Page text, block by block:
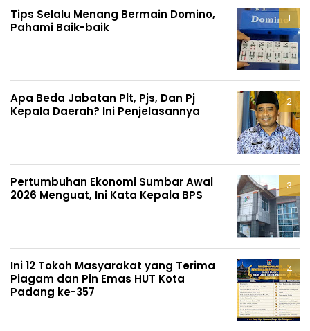
Tips Selalu Menang Bermain Domino,
Pahami Baik-baik
Apa Beda Jabatan Plt, Pjs, Dan Pj
Kepala Daerah? Ini Penjelasannya
Pertumbuhan Ekonomi Sumbar Awal
2026 Menguat, Ini Kata Kepala BPS
Ini 12 Tokoh Masyarakat yang Terima
Piagam dan Pin Emas HUT Kota
Padang ke-357